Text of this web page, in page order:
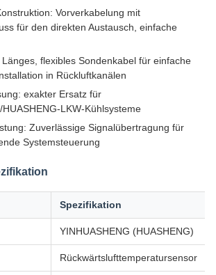
Vorverkabelung mit
für den direkten Austausch, einfache
flexibles Sondenkabel für einfache
in Rückluftkanälen
exakter Ersatz für
HUASHENG-LKW-Kühlsysteme
Zuverlässige Signalübertragung für
Systemsteuerung
Spezifikation
YINHUASHENG (HUASHENG)
Rückwärtslufttemperatursensor